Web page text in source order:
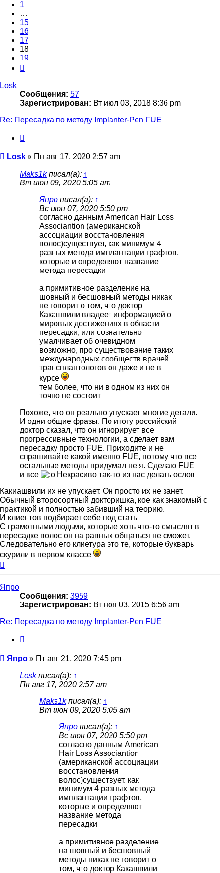
1
…
15
16
17
18
19
Losk
Сообщения: 57
Зарегистрирован: Вт июл 03, 2018 8:36 pm
Re: Пересадка по методу Implanter-Pen FUE
Сообщение
Losk » Пн авг 17, 2020 2:57 am
Maks1kписал(а): ↑
Вт июн 09, 2020 5:05 am
Япро писал(а): ↑
Вс июн 07, 2020 5:50 pm
согласно данным American Hair Loss
Associantion (американской
ассоциации восстановления
волос)существует, как минимум 4
разных метода имплантации графтов,
которые и определяют название
метода пересадки
а примитивное разделение на
шовный и бесшовный методы никак
не говорит о том, что доктор
Какашвили владеет информацией о
мировых достижениях в области
пересадки, или сознательно
умалчивает об очевидном
возможно, про существование таких
международных сообществ врачей
трансплантологов он даже и не в
курсе
тем более, что ни в одном из них он
точно не состоит
Похоже, что он реально упускает многие детали.
И одни общие фразы. По итогу российский
доктор сказал, что он игнорирует все
прогрессивные технологии, а сделает вам
пересадку просто FUE. Приходите и не
спрашивайте какой именно FUE, потому что все
остальные методы придумал не я. Сделаю FUE
и все
Некрасиво так-то из нас делать ослов
Какиашвили их не упускает. Он просто их не занет.
Обычный второсортный докторишка, кое как знакомый с
практикой и полностью забивший на теорию.
И клиентов подбирает себе под стать.
С грамотными людьми, которые хоть что-то смыслят в
пересадке волос он на равных общаться не сможет.
Следовательно его клиетура это те, которые букварь
скурили в первом классе
Япро
Сообщения: 3959
Зарегистрирован: Вт ноя 03, 2015 6:56 am
Re: Пересадка по методу Implanter-Pen FUE
Сообщение
Япро » Пт авг 21, 2020 7:45 pm
Loskписал(а): ↑
Пн авг 17, 2020 2:57 am
Maks1kписал(а): ↑
Вт июн 09, 2020 5:05 am
Япро писал(а): ↑
Вс июн 07, 2020 5:50 pm
согласно данным American
Hair Loss Associantion
(американской ассоциации
восстановления
волос)существует, как
минимум 4 разных метода
имплантации графтов,
которые и определяют
название метода
пересадки
а примитивное разделение
на шовный и бесшовный
методы никак не говорит о
том, что доктор Какашвили